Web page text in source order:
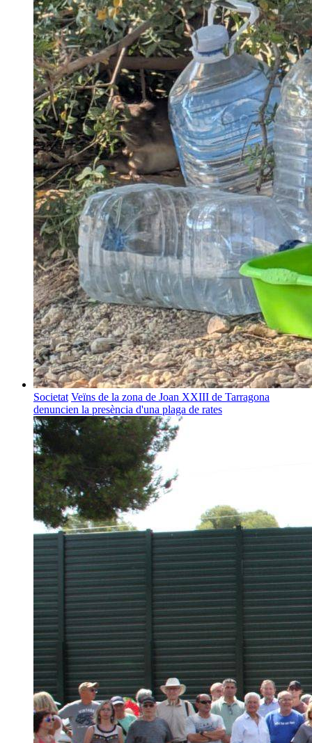
Societat Veïns de la zona de Joan XXIII de Tarragona
denuncien la presència d'una plaga de rates